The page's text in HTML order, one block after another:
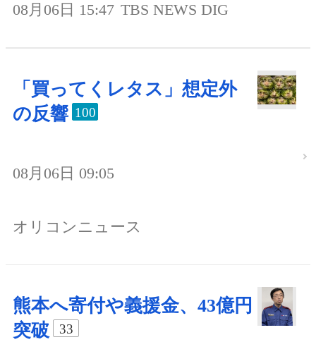
08月06日 15:47 TBS NEWS DIG
「買ってくレタス」想定外
の反響 100
08月06日 09:05
オリコンニュース
熊本へ寄付や義援金、43億円
突破
33